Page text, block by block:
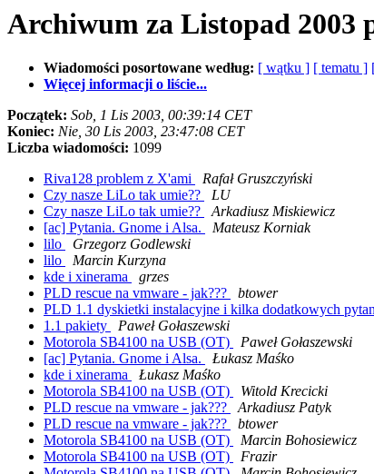
Archiwum za Listopad 2003
Wiadomości posortowane według: [ wątku ] [ tematu ]
Więcej informacji o liście...
Początek: Sob, 1 Lis 2003, 00:39:14 CET
Koniec: Nie, 30 Lis 2003, 23:47:08 CET
Liczba wiadomości: 1099
Riva128 problem z X'ami
Rafał Gruszczyński
Czy nasze LiLo tak umie??
LU
Czy nasze LiLo tak umie??
Arkadiusz Miskiewicz
[ac] Pytania. Gnome i Alsa.
Mateusz Korniak
lilo
Grzegorz Godlewski
lilo
Marcin Kurzyna
kde i xinerama
grzes
PLD rescue na vmware - jak???
btower
PLD 1.1 dyskietki instalacyjne i kilka dodatkowych
1.1 pakiety
Paweł Gołaszewski
Motorola SB4100 na USB (OT)
Paweł Gołaszewski
[ac] Pytania. Gnome i Alsa.
Łukasz Maśko
kde i xinerama
Łukasz Maśko
Motorola SB4100 na USB (OT)
Witold Krecicki
PLD rescue na vmware - jak???
Arkadiusz Patyk
PLD rescue na vmware - jak???
btower
Motorola SB4100 na USB (OT)
Marcin Bohosiewicz
Motorola SB4100 na USB (OT)
Frazir